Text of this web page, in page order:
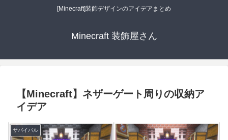
[Minecraft]装飾デザインのアイデアまとめ
Minecraft 装飾屋さん
【Minecraft】ネザーゲート周りの収納ア
イデア
サバイバル